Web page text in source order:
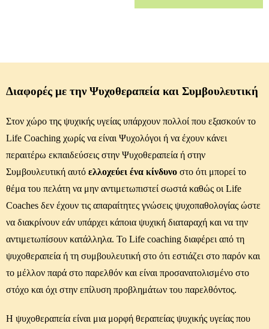
Διαφορές με την Ψυχοθεραπεία και Συμβουλευτική
Στον χώρο της ψυχικής υγείας υπάρχουν πολλοί που εξασκούν το
Life Coaching χωρίς να είναι Ψυχολόγοι ή να έχουν κάνει
περαιτέρω εκπαιδεύσεις στην Ψυχοθεραπεία ή στην
Συμβουλευτική αυτό ελλοχεύει ένα κίνδυνο στο ότι μπορεί το
θέμα του πελάτη να μην αντιμετωπιστεί σωστά καθώς οι Life
Coaches δεν έχουν τις απαραίτητες γνώσεις ψυχοπαθολογίας ώστε
να διακρίνουν εάν υπάρχει κάποια ψυχική διαταραχή και να την
αντιμετωπίσουν κατάλληλα. Το Life coaching διαφέρει από τη
ψυχοθεραπεία ή τη συμβουλευτική στο ότι εστιάζει στο παρόν και
το μέλλον παρά στο παρελθόν και είναι προσανατολισμένο στο
στόχο και όχι στην επίλυση προβλημάτων του παρελθόντος.
Η ψυχοθεραπεία είναι μια μορφή θεραπείας ψυχικής υγείας που